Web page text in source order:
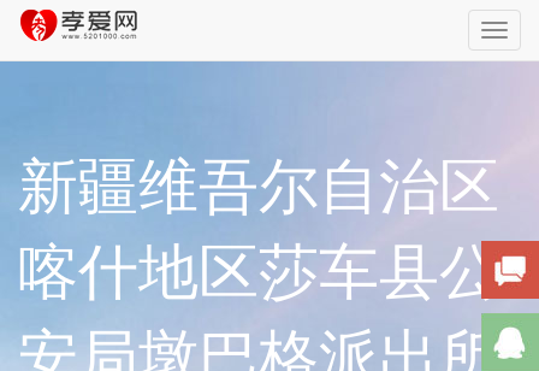
新疆维吾尔自治区
喀什地区莎车县公